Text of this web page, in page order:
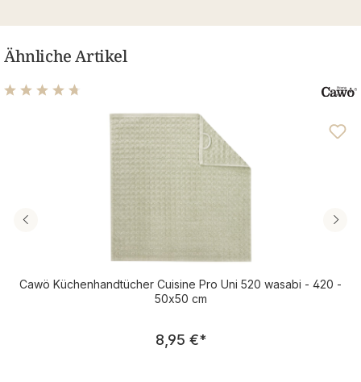
Ähnliche Artikel
Durchschnittliche Bewertung von 4.85 von 5 Sternen
Cawö Küchenhandtücher Cuisine Pro Uni 520 wasabi - 420 -
50x50 cm
Regulärer Preis:
8,95 €*